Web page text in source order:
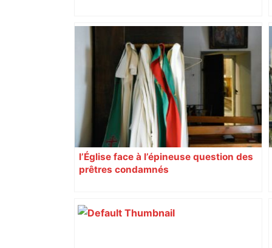
l’Église face à l’épineuse question des
prêtres condamnés